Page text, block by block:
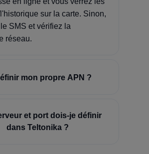
sur la carte. Sinon,
SMS et vérifiez la
réseau.
mon propre APN ?
et port dois-je définir
dans Teltonika ?